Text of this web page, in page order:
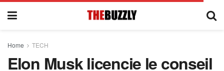
Home TECH
Elon Musk licencie le conseil